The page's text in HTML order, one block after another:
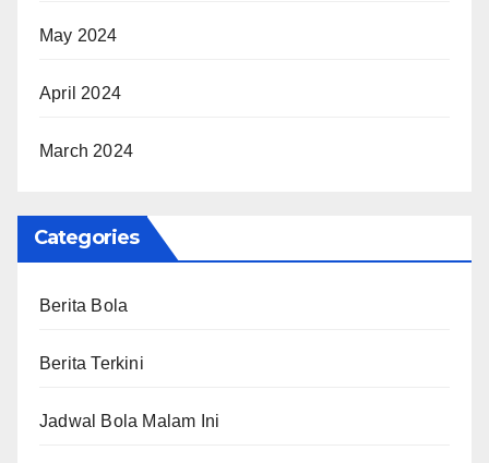
May 2024
April 2024
March 2024
Categories
Berita Bola
Berita Terkini
Jadwal Bola Malam Ini